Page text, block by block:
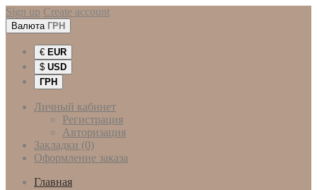
Sign up Create account
Валюта ГРН
€ EUR
$ USD
ГРН
Личный кабинет
Регистрация
Авторизация
Закладки (0)
Оформление заказа
Главная